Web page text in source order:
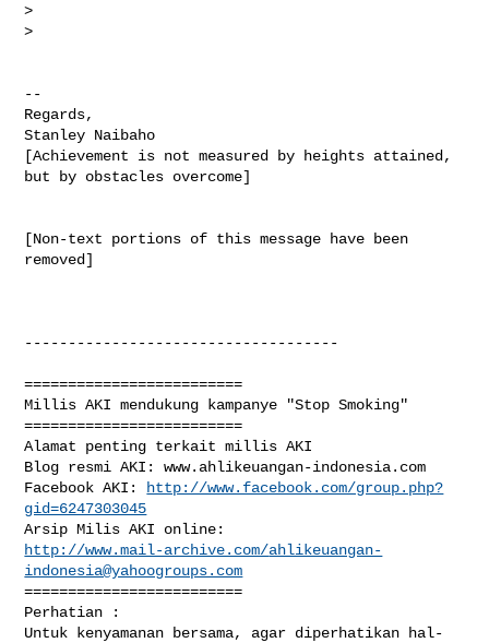
>
>
--
Regards,
Stanley Naibaho
[Achievement is not measured by heights attained,
but by obstacles overcome]
[Non-text portions of this message have been
removed]
------------------------------------
=========================
Millis AKI mendukung kampanye "Stop Smoking"
=========================
Alamat penting terkait millis AKI
Blog resmi AKI: www.ahlikeuangan-indonesia.com
Facebook AKI:
http://www.facebook.com/group.php?
gid=6247303045
http://www.mail-archive.com/ahlikeuangan-
indonesia@yahoogroups.com
=========================
Perhatian :
Untuk kenyamanan bersama, agar diperhatikan hal-